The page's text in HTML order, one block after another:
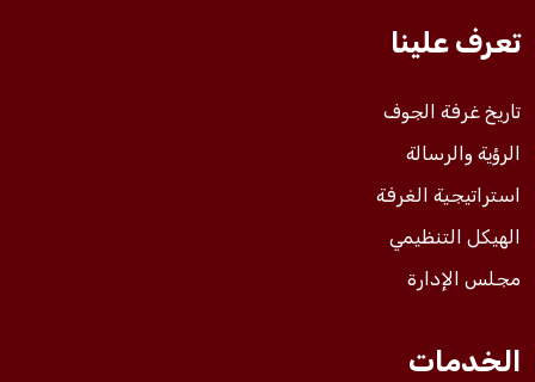
مشاريع الغرفة
تعرف علينا
تاريخ غرفة الجوف
الرؤية والرسالة
استراتيجية الغرفة
الهيكل التنظيمي
مجلس الإدارة
الخدمات